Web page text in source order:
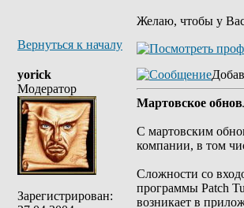
Желаю, чтобы у
Вернуться к началу
yorick
Модератор
Зарегистрирован:
Мартовское
С мартовским
компании, в том
Сложности со
программы Patch
возникает в